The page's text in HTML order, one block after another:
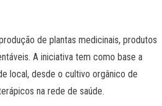
de plantas medicinais, produtos
A iniciativa tem como base a
local, desde o cultivo orgânico de
na rede de saúde.